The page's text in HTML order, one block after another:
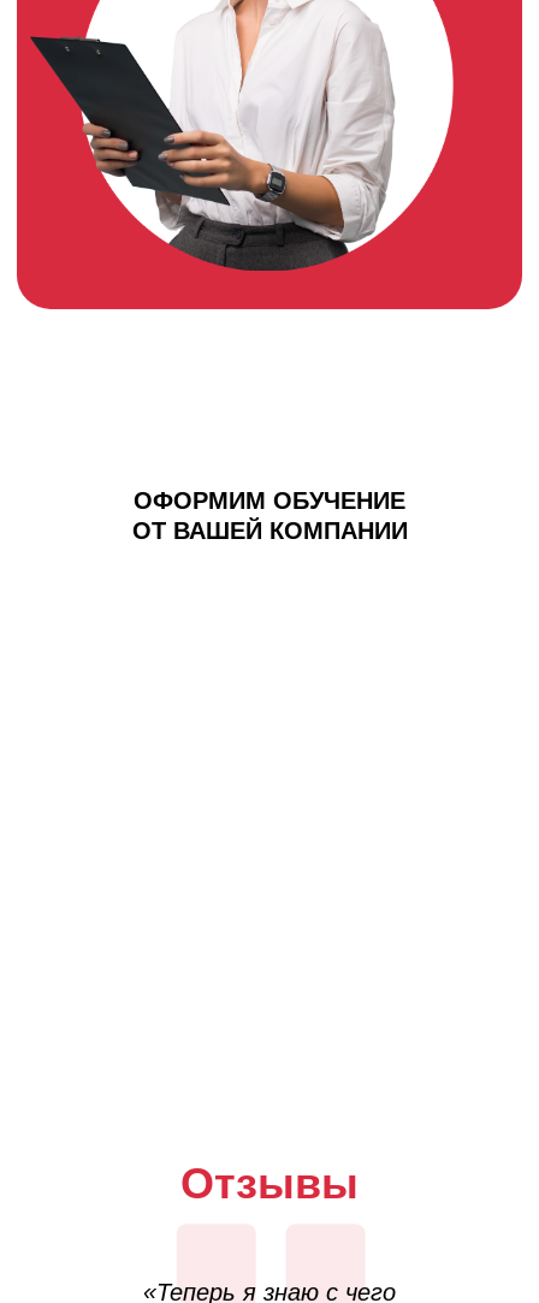
ОФОРМИМ ОБУЧЕНИЕ
ОТ ВАШЕЙ КОМПАНИИ
Отзывы
«Теперь я знаю с чего